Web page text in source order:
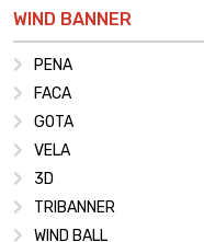
WIND BANNER
PENA
FACA
GOTA
VELA
3D
TRIBANNER
WIND BALL